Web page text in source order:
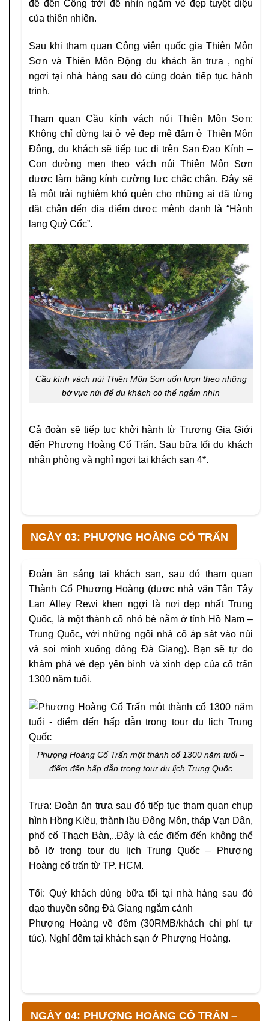
để đến Cổng trời để nhìn ngắm vẻ đẹp tuyệt diệu
của thiên nhiên.
Sau khi tham quan Công viên quốc gia Thiên Môn
Sơn và Thiên Môn Động du khách ăn trưa , nghỉ
ngơi tại nhà hàng sau đó cùng đoàn tiếp tục hành
trình.
Tham quan Cầu kính vách núi Thiên Môn Sơn:
Không chỉ dừng lại ở vẻ đẹp mê đắm ở Thiên Môn
Động, du khách sẽ tiếp tục đi trên Sạn Đạo Kính –
Con đường men theo vách núi Thiên Môn Sơn
được làm bằng kính cường lực chắc chắn. Đây sẽ
là một trải nghiệm khó quên cho những ai đã từng
đặt chân đến địa điểm được mệnh danh là “Hành
lang Quỷ Cốc”.
Cầu kính vách núi Thiên Môn Sơn uốn lượn theo những
bờ vực núi để du khách có thể ngắm nhìn
Cả đoàn sẽ tiếp tục khởi hành từ Trương Gia Giới
đến Phượng Hoàng Cổ Trấn. Sau bữa tối du khách
nhận phòng và nghỉ ngơi tại khách sạn 4*.
NGÀY 03: PHƯỢNG HOÀNG CỔ TRẤN
Đoàn ăn sáng tại khách sạn, sau đó tham quan
Thành Cổ Phượng Hoàng (được nhà văn Tân Tây
Lan Alley Rewi khen ngợi là nơi đẹp nhất Trung
Quốc, là một thành cổ nhỏ bé nằm ở tỉnh Hồ Nam –
Trung Quốc, với những ngôi nhà cổ áp sát vào núi
và soi mình xuống dòng Đà Giang). Bạn sẽ tự do
khám phá vẻ đẹp yên bình và xinh đẹp của cổ trấn
1300 năm tuổi.
Phượng Hoàng Cổ Trấn một thành cổ 1300 năm tuổi –
điểm đến hấp dẫn trong tour du lịch Trung Quốc
Trưa: Đoàn ăn trưa sau đó tiếp tục tham quan chụp
hình Hồng Kiều, thành lầu Đông Môn, tháp Vạn Dân,
phố cổ Thạch Bàn,..Đây là các điểm đến không thể
bỏ lỡ trong tour du lịch Trung Quốc – Phượng
Hoàng cổ trấn từ TP. HCM.
Tối: Quý khách dùng bữa tối tại nhà hàng sau đó
dạo thuyền sông Đà Giang ngắm cảnh
Phượng Hoàng về đêm (30RMB/khách chi phí tự
túc). Nghỉ đêm tại khách sạn ở Phượng Hoàng.
NGÀY 04: PHƯỢNG HOÀNG CỔ TRẤN –